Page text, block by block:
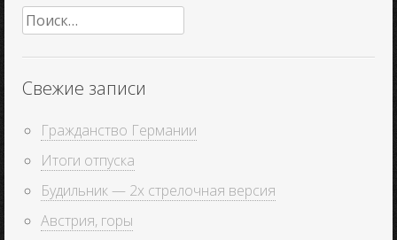
Найти:
Свежие записи
Гражданство Германии
Итоги отпуска
Будильник — 2х стрелочная версия
Австрия, горы